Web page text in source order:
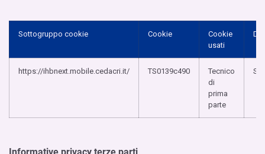
Sottogruppo cookie Cookie
Cookie
usati
https://ihbnext.mobile.cedacri.it/ TS0139c490
Tecnico
di
prima
parte
Informative privacy terze parti